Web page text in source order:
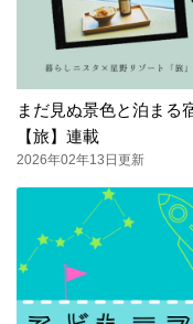
まだ見ぬ景色と泊まる
【旅】連載
2026年02年13日更新